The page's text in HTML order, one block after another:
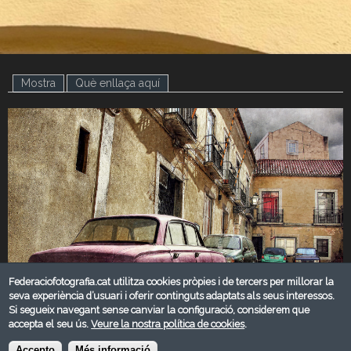
Mostra (pestanya activa)
Què enllaça aquí
MARÇ 2023
Federaciofotografia.cat utilitza cookies pròpies i de tercers per millorar la
seva experiència d’usuari i oferir continguts adaptats als seus interessos.
Si segueix navegant sense canviar la configuració, considerem que
accepta el seu ús.Veure la nostra política de cookies.